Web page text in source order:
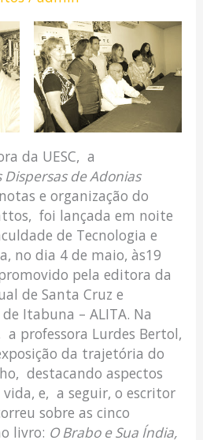
da UESC, a
Dispersas de Adonias
e organização do
foi lançada em noite
de Tecnologia e
no dia 4 de maio, às19
pela editora da
de Santa Cruz e
Itabuna – ALITA. Na
professora Lurdes Bertol,
da trajetória do
destacando aspectos
e, a seguir, o escritor
sobre as cinco
livro: O Brabo e Sua Índia,